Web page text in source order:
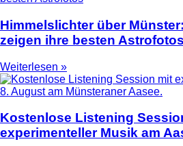
Himmelslichter über
zeigen ihre besten Astrofotos
Weiterlesen »
Kostenlose Listening
experimenteller Musik am